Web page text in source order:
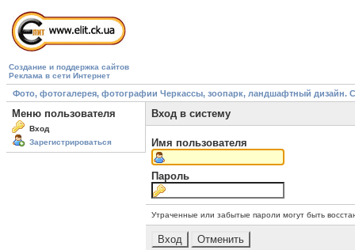
Создание и поддержка сайтов
Реклама в сети Интернет
Фото, фотогалерея, фотографии Черкассы, зоопарк, ландшафтный дизайн.
Меню пользователя
Вход
Зарегистрироваться
Вход в систему
Имя пользователя
Пароль
Утраченные или забытые пароли могут быть